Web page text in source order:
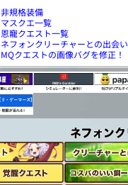
非規格装備
マスクエ一覧
恩寵クエスト一覧
ネフォンクリーチャーとの出会い
MQクエストの画像バグを修正！